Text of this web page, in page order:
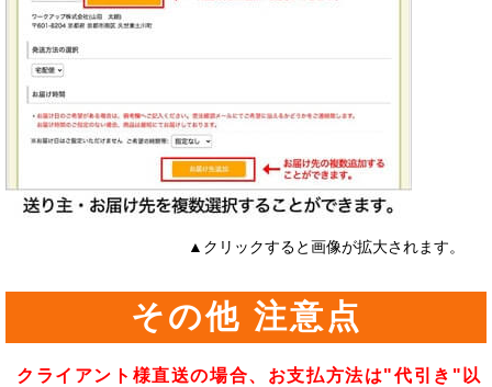
▲クリックすると画像が拡大されます。
その他 注意点
クライアント様直送の場合、お支払方法は"代引き"以